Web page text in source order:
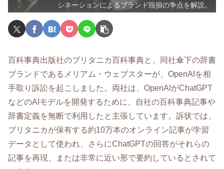
シネーションによるブランド毀損の争点を解説。
百科事典出版社のブリタニカ百科事典と、同社傘下の辞書
ブランドであるメリアム・ウェブスターが、OpenAIを相
手取り訴訟を起こしました。両社は、OpenAIがChatGPT
などのAIモデルを開発するために、自社の百科事典記事や
辞書定義を無断で利用したと主張しています。訴状では、
ブリタニカが保有する約10万本のオンライン記事が学習
データとして使われ、さらにChatGPTの回答がそれらの
記事を再現、または非常に近い形で要約しているとされて